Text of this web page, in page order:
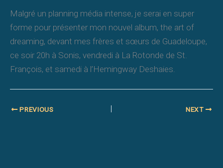
Malgré un planning média intense, je serai en super
forme pour présenter mon nouvel album, the art of
dreaming, devant mes frères et sœurs de Guadeloupe,
ce soir 20h à Sonis, vendredi à La Rotonde de St.
François, et samedi à l’Hemingway Deshaies.
PREVIOUS NEXT